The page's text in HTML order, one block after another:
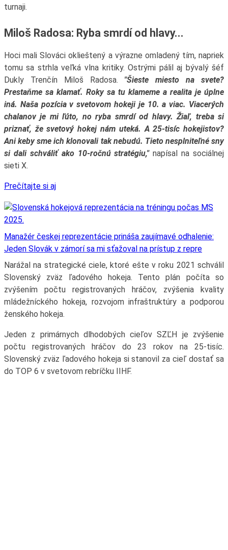
turnaji.
Miloš Radosa: Ryba smrdí od hlavy...
Hoci mali Slováci oklieštený a výrazne omladený tím, napriek
tomu sa strhla veľká vlna kritiky. Ostrými pálil aj bývalý šéf
Dukly Trenčín Miloš Radosa. "Šieste miesto na svete?
Prestaňme sa klamať. Roky sa tu klameme a realita je úplne
iná. Naša pozícia v svetovom hokeji je 10. a viac. Viacerých
chalanov je mi ľúto, no ryba smrdí od hlavy. Žiaľ, treba si
priznať, že svetový hokej nám uteká. A 25-tisíc hokejistov?
Ani keby sme ich klonovali tak nebudú. Tieto nesplniteľné sny
si dali schváliť ako 10-ročnú stratégiu,"napísal na sociálnej
sieti X.
Prečítajte si aj
Manažér českej reprezentácie prináša zaujímavé odhalenie:
Jeden Slovák v zámorí sa mi sťažoval na prístup z repre
Narážal na strategické ciele, ktoré ešte v roku 2021 schválil
Slovenský zväz ľadového hokeja. Tento plán počíta so
zvýšením počtu registrovaných hráčov, zvýšenia kvality
mládežníckého hokeja, rozvojom infraštruktúry a podporou
ženského hokeja.
Jeden z primárnych dlhodobých cieľov SZĽH je zvýšenie
počtu registrovaných hráčov do 23 rokov na 25-tisíc.
Slovenský zväz ľadového hokeja si stanovil za cieľ dostať sa
do TOP 6 v svetovom rebríčku IIHF.